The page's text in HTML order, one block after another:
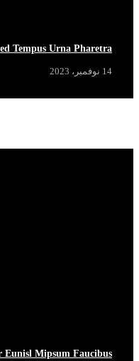
Tempus Urna Pharetra
14 نوفمبر، 2023
Mipsum Faucibus